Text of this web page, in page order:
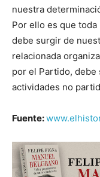
nuestra
Por ello es que
debe surgir de
relacionada
por el Partido, debe
actividades no
Fuente: